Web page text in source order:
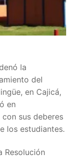
la
del
en Cajicá,
en
sus deberes
los estudiantes.
Resolución